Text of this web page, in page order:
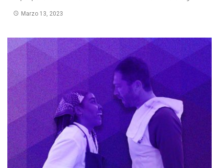
Marzo 13, 2023